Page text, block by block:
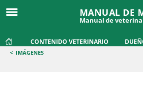
MANUAL DE
Manual de
CONTENIDO VETERINARIO
< IMÁGENES